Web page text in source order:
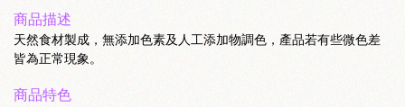
商品描述
天然食材製成，無添加色素及人工添加物調色，產品若有些微色差
皆為正常現象。
商品特色